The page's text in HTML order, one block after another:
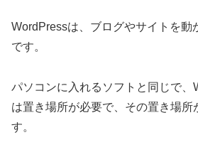
WordPressは、ブログやサイトを動
です。
パソコンに入れるソフトと同じで、
は置き場所が必要で、その置き場所
す。